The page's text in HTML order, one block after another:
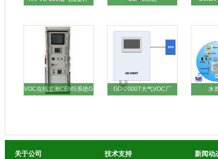
VOC在线监测CEMS系统G GD-2000T大气VOC厂 水
关于公司 技术支持 新闻动